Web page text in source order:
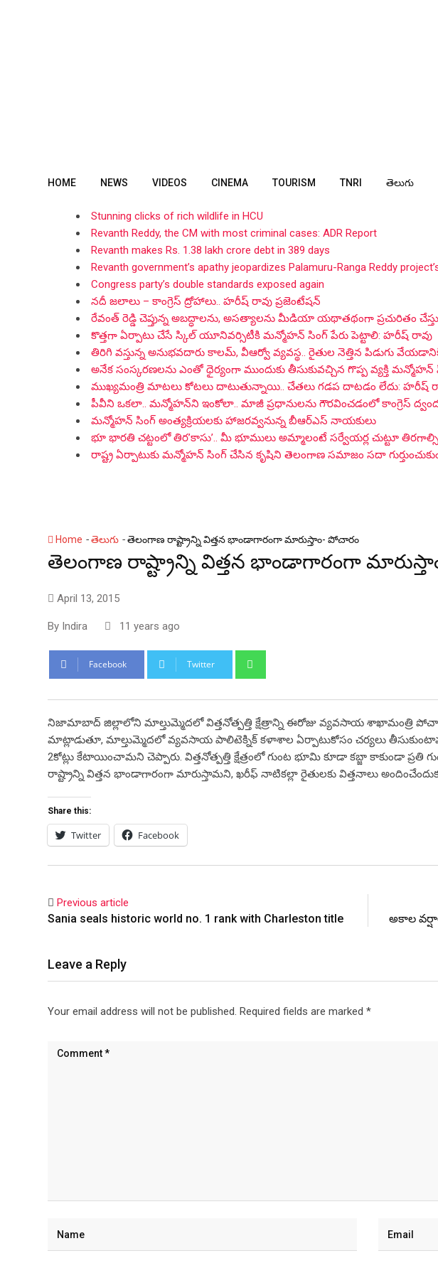
HOME NEWS VIDEOS CINEMA TOURISM TNRI తెలుగు
Stunning clicks of rich wildlife in HCU
Revanth Reddy, the CM with most criminal cases: ADR Report
Revanth makes Rs. 1.38 lakh crore debt in 389 days
Revanth government’s apathy jeopardizes Palamuru-Ranga Reddy
Congress party’s double standards exposed again
నదీ జలాలు – కాంగ్రెస్ ద్రోహాలు.. హరీష్ రావు ప్రజెంటేషన్
రేవంత్ రెడ్డి చెప్తున్న అబద్ధాలను, అసత్యాలను మీడియా యథాతథంగా ప్రచురితం
కొత్తగా ఏర్పాటు చేసే స్కిల్ యూనివర్సిటీకి మన్మోహన్ సింగ్ పేరు పెట్టాలి: హరీష్ రావు
తిరిగి వస్తున్న అనుభవదారు కాలమ్‌, వీఆర్వో వ్యవస్థ.. రైతుల నెత్తిన పిడుగు
అనేక సంస్కరణలను ఎంతో ధైర్యంగా ముందుకు తీసుకువచ్చిన గొప్ప వ్యక్తి మన్మోహన్
ముఖ్యమంత్రి మాటలు కోటలు దాటుతున్నాయి.. చేతలు గడప దాటడం లేదు: హరీష్
పీవీని ఒకలా.. మన్మోహన్‌ని ఇంకోలా.. మాజీ ప్రధానులను గౌరవించడంలో కాంగ్రెస్
మన్మోహన్ సింగ్ అంత్యక్రియలకు హాజరవ్వనున్న బీఆర్ఎస్ నాయకులు
భూ భారతి చట్టంలో తిర’కాసు’.. మీ భూములు అమ్మాలంటే సర్వేయర్ల చుట్టూ
రాష్ట్ర ఏర్పాటుకు మన్మోహన్ సింగ్ చేసిన కృషిని తెలంగాణ సమాజం సదా
Home -తెలుగు -తెలంగాణ రాష్ట్రాన్ని విత్తన భాండాగారంగా మారుస్తాం- పోచారం
తెలంగాణ రాష్ట్రాన్ని విత్తన భాండాగారంగా
April 13, 2015
By Indira 11 years ago
Facebook Twitter
నిజామాబాద్ జిల్లాలోని మాల్తుమ్మెదలో విత్తనోత్పత్తి క్షేత్రాన్ని ఈరోజు వ్యవసాయ శాఖామంత్రి
మాట్లాడుతూ, మాల్తుమ్మెదలో వ్యవసాయ పాలిటెక్నిక్ కళాశాల ఏర్పాటుకోసం చర్యలు
2కోట్లు కేటాయించామని చెప్పారు. విత్తనోత్పత్తి క్షేత్రంలో గుంట భూమి కూడా కబ్జా కాకుండా ప్రతి
రాష్ట్రాన్ని విత్తన భాండాగారంగా మారుస్తామని, ఖరీఫ్ నాటికల్లా రైతులకు విత్తనాలు
Share this:
Twitter Facebook
Previous article
Sania seals historic world no. 1 rank with Charleston title అకాల
Leave a Reply
Your email address will not be published. Required fields are marked *